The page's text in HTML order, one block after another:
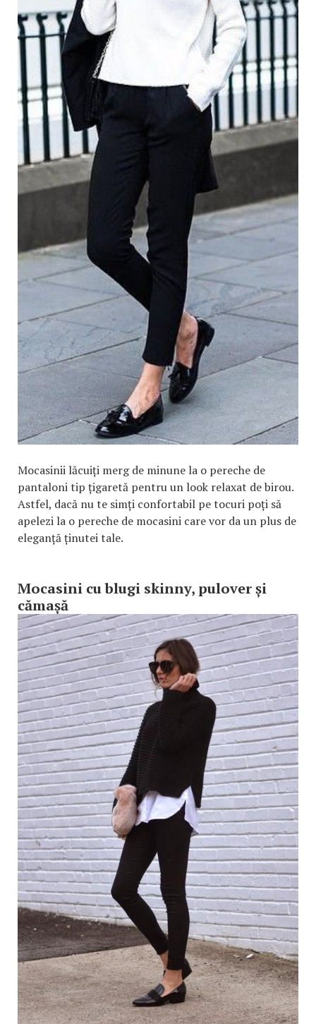
Mocasinii lăcuiți merg de minune la o pereche de
pantaloni tip țigaretă pentru un look relaxat de birou.
Astfel, dacă nu te simți confortabil pe tocuri poți să
apelezi la o pereche de mocasini care vor da un plus de
eleganță ținutei tale.
Mocasini cu blugi skinny, pulover și
cămașă